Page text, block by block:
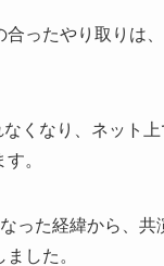
ったやり取りは
くなり、ネット
。
った経緯から、
した。